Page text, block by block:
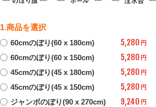
1.商品を選択
60cmのぼり(60 x 180cm)
5,280 円
60cmのぼり(60 x 150cm) 5,280 円
45cmのぼり(45 x 180cm) 5,280 円
45cmのぼり(45 x 150cm) 5,280 円
ジャンボのぼり(90 x 270cm) 9,240 円